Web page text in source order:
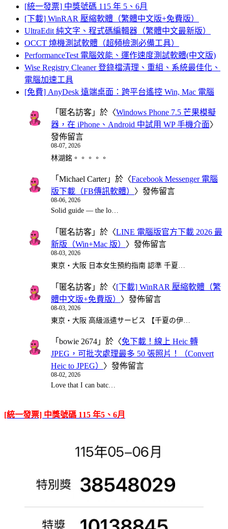
[統一發票] 中獎號碼 115 年 5、6月
[下載] WinRAR 壓縮軟體（繁體中文版+免費版）
UltraEdit 純文字、程式碼編輯器（繁體中文最新版）
OCCT 燒機測試軟體（超頻檢測必備工具）
PerformanceTest 電腦效能、運作速度測試軟體(中文版)
Wise Registry Cleaner 登錄檔清理、重組、系統最佳化、
電腦加速工具
[免費] AnyDesk 遠端桌面：跨平台遙控 Win, Mac 電腦
「 匿名訪客 」於〈Windows Phone 7.5 芒果模擬
器，在 iPhone、Android 中試用 WP 手機介面〉
發佈留言
08-07, 2026
林湖銘。。。。。
「 Michael Carter」於〈Facebook Messenger 電腦
版下載（FB傳訊軟體） 〉發佈留言
08-06, 2026
Solid guide — the lo…
「 匿名訪客 」於〈LINE 電腦版官方下載 2026 最
新版（Win+Mac 版） 〉發佈留言
08-03, 2026
東京・大阪 日本女生預約指南 認準 千夏…
「 匿名訪客 」於〈[下載] WinRAR 壓縮軟體（繁
體中文版+免費版） 〉發佈留言
08-03, 2026
東京・大阪 高級派遣サービス 【千夏の伊…
「 bowie 2674 」於〈免下載！線上 Heic 轉
JPEG，可批次處理最多 50 張照片！（Convert
Heic to JPEG） 〉發佈留言
08-02, 2026
Love that I can batc…
[統一發票] 中獎號碼 115 年5、6月